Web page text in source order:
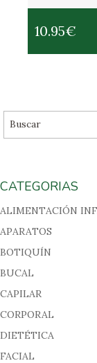
10.95€
CATEGORIAS
ALIMENTACIÓN
APARATOS
BOTIQUÍN
BUCAL
CAPILAR
CORPORAL
DIETÉTICA
FACIAL